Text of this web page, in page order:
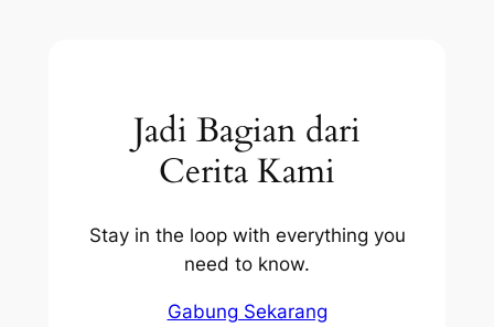
Jadi Bagian dari
Cerita Kami
Stay in the loop with everything you
need to know.
Gabung Sekarang